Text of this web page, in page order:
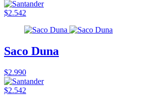
$2.542
Saco Duna
$2.990
$2.542